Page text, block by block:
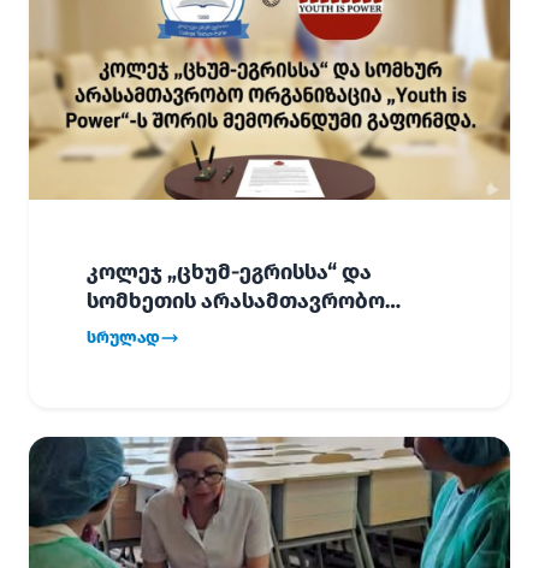
კოლეჯ „ცხუმ-ეგრისსა“ და
სომხეთის არასამთავრობო
ორგანიზაცია „Youth is Power“-ს
სრულად